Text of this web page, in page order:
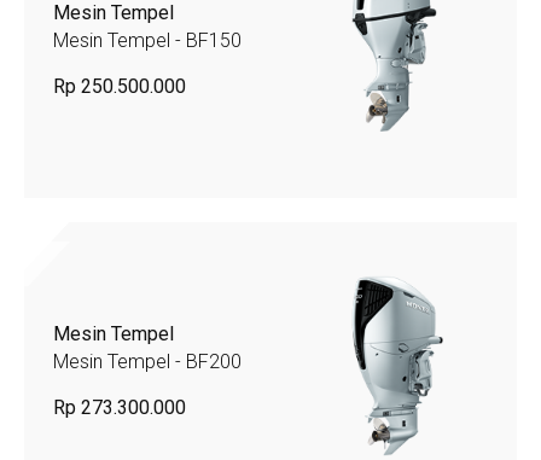
Mesin Tempel
Mesin Tempel - BF150
Rp 250.500.000
Mesin Tempel
Mesin Tempel - BF200
Rp 273.300.000